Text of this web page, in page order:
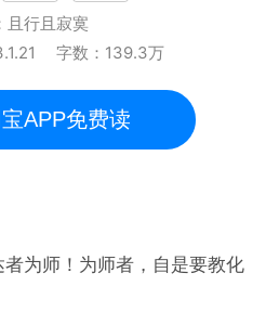
且行且寂寞
字数： 139.3万
APP免费读
为师！为师者，自是要教化